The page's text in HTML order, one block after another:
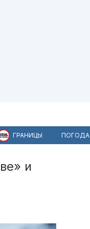
ГРАНИЦЫ ПОГОДА
и